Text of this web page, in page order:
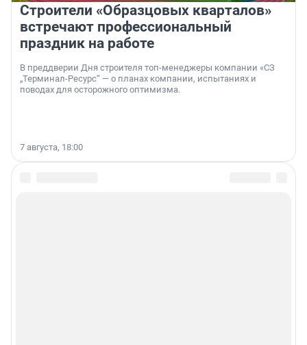
Строители «Образцовых кварталов»
встречают профессиональный
праздник на работе
В преддверии Дня строителя топ-менеджеры компании «СЗ
„Терминал-Ресурс“ — о планах компании, испытаниях и
поводах для осторожного оптимизма.
7 августа, 18:00